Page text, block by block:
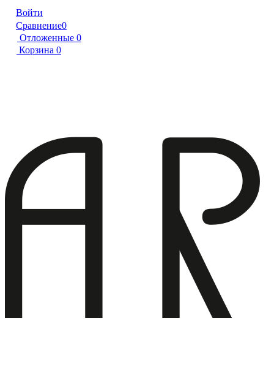
Войти
Сравнение0
Отложенные 0
Корзина 0